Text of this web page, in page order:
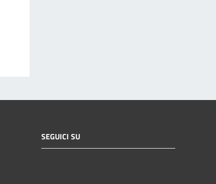
SEGUICI SU